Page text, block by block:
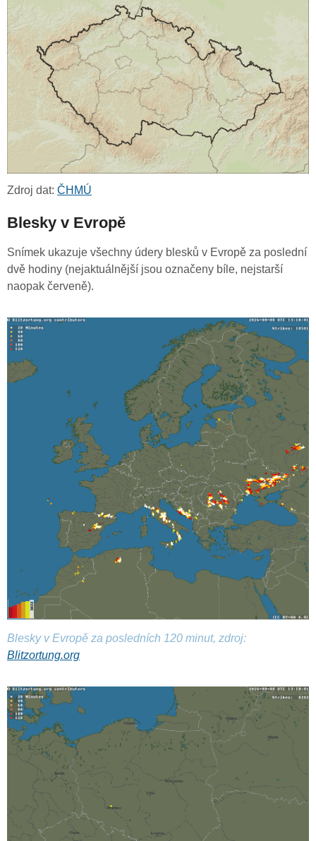
Zdroj dat: ČHMÚ
Blesky v Evropě
Snímek ukazuje všechny údery blesků v Evropě za poslední
dvě hodiny (nejaktuálnější jsou označeny bíle, nejstarší
naopak červeně).
Blesky v Evropě za posledních 120 minut, zdroj:
Blitzortung.org